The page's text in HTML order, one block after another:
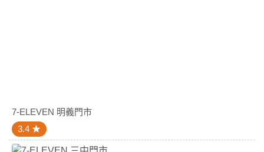
7-ELEVEN 明義門市
3.4